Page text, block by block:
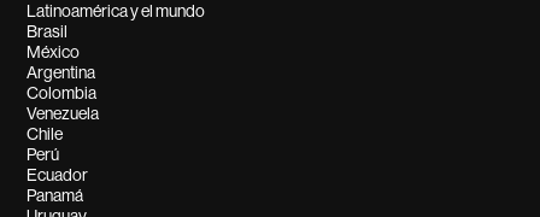
Latinoamérica y el mundo
Brasil
México
Argentina
Colombia
Venezuela
Chile
Perú
Ecuador
Panamá